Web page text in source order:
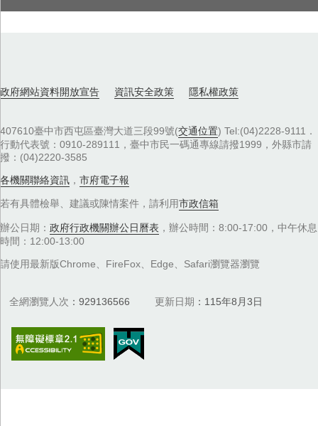
政府網站資料開放宣告 資訊安全政策 隱私權政策
407610臺中市西屯區臺灣大道三段99號(交通位置) Tel:(04)2228-9111．
行動代表號：0910-289111，臺中市民一碼通專線請撥1999，外縣市請
撥：(04)2220-3585
各機關聯絡資訊 ， 市府電子報
若有具體檢舉、建議或陳情案件，請利用市政信箱
辦公日期： 政府行政機關辦公日曆表 ，辦公時間：8:00-17:00，中午休息
時間：12:00-13:00
請使用最新版Chrome、FireFox、Edge、Safari瀏覽器瀏覽
全網瀏覽人次 929136566 更新日期 115年8月3日